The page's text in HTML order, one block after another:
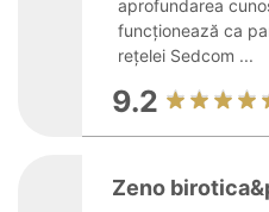
aprofundarea
funcționează ca
rețelei Sedcom ...
9.2
Zeno